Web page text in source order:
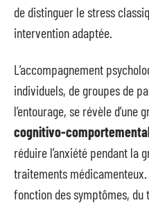
de distinguer le stress
intervention adaptée.
L’accompagnement
individuels, de groupes de
l’entourage, se révèle d’une
cognitivo-
réduire l’anxiété pendant la
traitements
fonction des symptômes,